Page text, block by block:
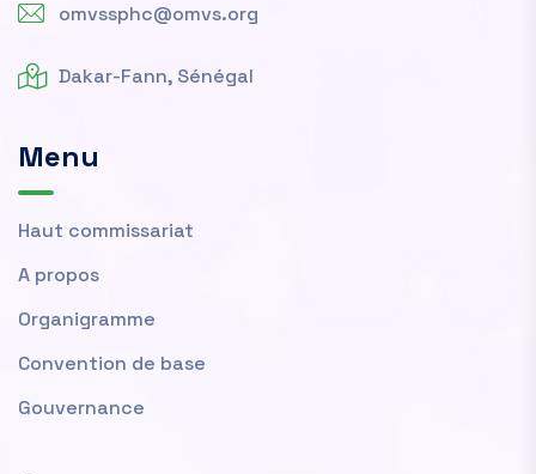
omvssphc@omvs.org
Dakar-Fann, Sénégal
Menu
Haut commissariat
A propos
Organigramme
Convention de base
Gouvernance